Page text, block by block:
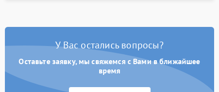
У Вас остались вопросы?
Оставьте заявку, мы свяжемся с Вами в ближайшее
время